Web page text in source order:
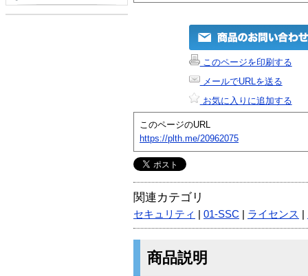
このページを印刷する
メールでURLを送る
お気に入りに追加する
このページのURL
https://plth.me/20962075
関連カテゴリ
セキュリティ 01-SSC ライセンス
商品説明